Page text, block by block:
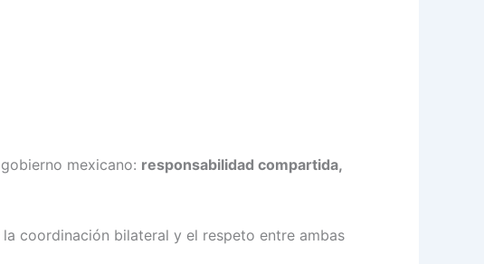
mexicano: responsabilidad compartida,
coordinación bilateral y el respeto entre ambas